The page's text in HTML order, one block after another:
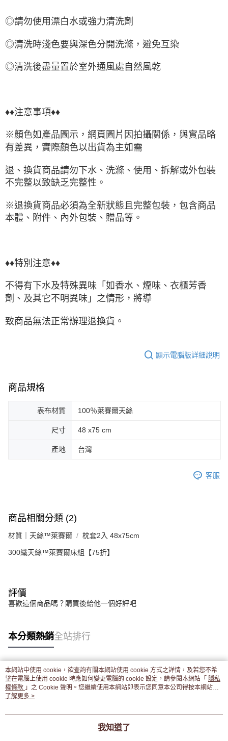
◎請勿使用漂白水或強力清洗劑
◎清洗時淺色要與深色分開洗滌，避免互染
◎清洗後盡量置於室外通風處自然風乾
♦♦注意事項♦♦
※顏色如產品圖示，網頁圖片因拍攝關係，與實品略
有差異，實際顏色以出貨為主如需
退、換貨商品請勿下水、洗滌、使用、拆解或外包裝
不完整以致缺乏完整性。
※退換貨商品必須為全新狀態且完整包裝，包含商品
本體、附件、內外包裝、贈品等。
♦♦特別注意♦♦
不得有下水及特殊異味「如香水、煙味、衣櫃芳香
劑、及其它不明異味」之情形，將導
致商品無法正常辦理退換貨。
顯示電腦版詳細說明
商品規格
表布材質 100％萊賽爾天絲
尺寸 48 x75 cm
產地 台灣
客服
商品相關分類 (2)
材質｜天絲™萊賽爾 枕套2入 48x75cm
300織天絲™萊賽爾床組【75折】
評價
喜歡這個商品嗎？購買後給他一個好評吧
本分類熱銷全站排行
熱門標籤
本網站中使用 cookie，欲查詢有關本網站使用 cookie 方式之詳情，及若您不希
望在電腦上使用 cookie 時應如何變更電腦的 cookie 設定，請參閱本網站「 隱私
權條款 」之 Cookie 聲明。您繼續使用本網站即表示您同意本公司得按本網站使
用條款之 Cookie 聲明使用 cookie。
了解更多 >
我知道了